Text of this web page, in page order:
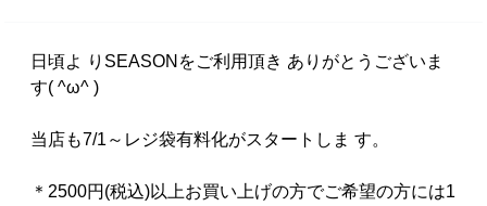
日頃よ りSEASONをご利用頂き ありがとうございま
す( ^ω^ )
当店も7/1～レジ袋有料化がスタートしま す。
＊2500円(税込)以上お買い上げの方でご希望の方には1